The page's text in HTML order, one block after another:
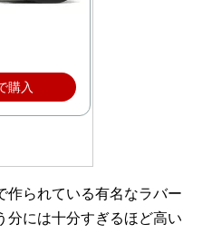
購入
作られている有名なラバー
分には十分すぎるほど高い